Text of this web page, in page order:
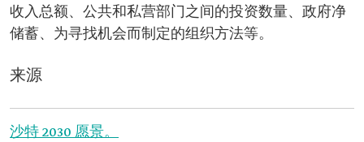
收入总额、公共和私营部门之间的投资数量、政府净
储蓄、为寻找机会而制定的组织方法等。
来源
沙特 2030 愿景。